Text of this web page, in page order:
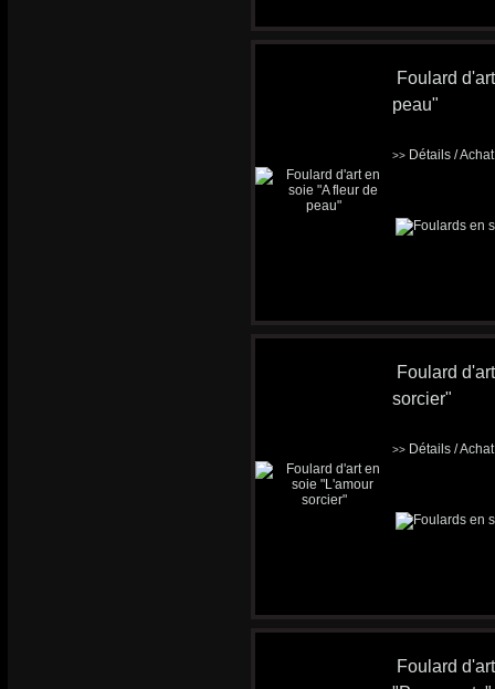
Foulard
peau"
>> Détails /
Foulard
sorcier"
>> Détails /
Foulard